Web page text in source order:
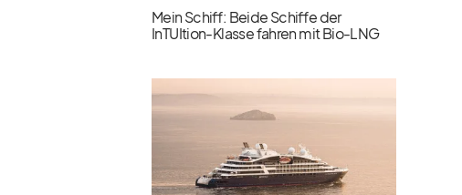
Mein Schiff: Beide Schiffe der
InTUItion-Klasse fahren mit Bio-LNG